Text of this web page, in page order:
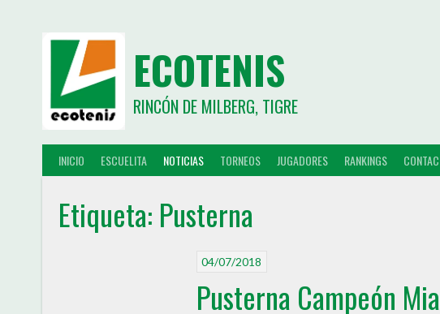
ECOTENIS
RINCÓN DE MILBERG, TIGRE
INICIO ESCUELITA NOTICIAS TORNEOS JUGADORES RANKINGS
Etiqueta: Pusterna
04/07/2018
Pusterna Campeón